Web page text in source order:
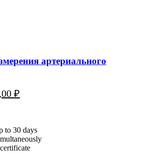
артериального
₽
цена:
to 30 days